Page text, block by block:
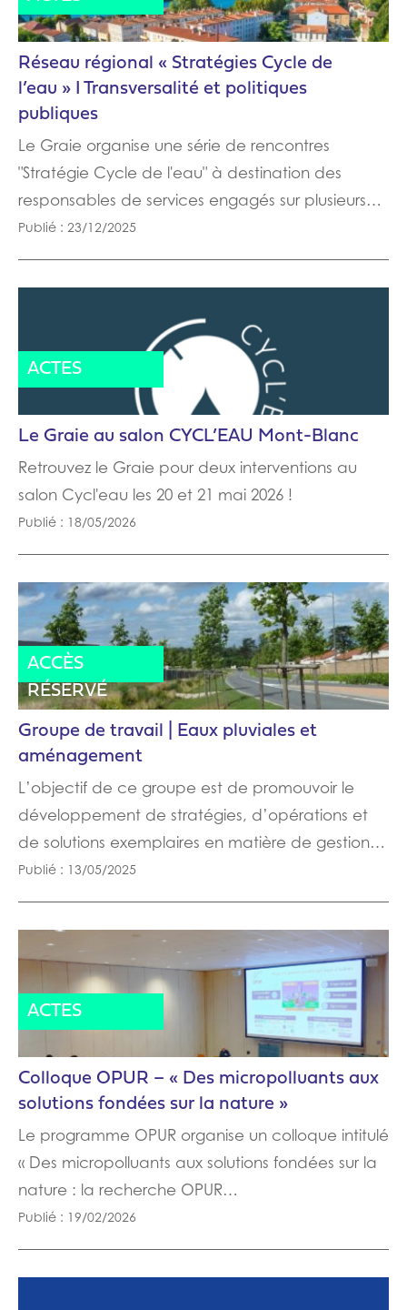
Réseau régional « Stratégies Cycle de
l’eau » I Transversalité et politiques
publiques
Le Graie organise une série de rencontres
"Stratégie Cycle de l'eau" à destination des
responsables de services engagés sur plusieurs…
Publié : 23/12/2025
ACTES
Le Graie au salon CYCL’EAU Mont-Blanc
Retrouvez le Graie pour deux interventions au
salon Cycl'eau les 20 et 21 mai 2026 !
Publié : 18/05/2026
ACTUALITÉ
ACTES
ACCÈS
RÉSERVÉ
Groupe de travail | Eaux pluviales et
aménagement
L’objectif de ce groupe est de promouvoir le
développement de stratégies, d’opérations et
de solutions exemplaires en matière de gestion…
Publié : 13/05/2025
PARTENAIRE
ACTES
Colloque OPUR – « Des micropolluants aux
solutions fondées sur la nature »
Le programme OPUR organise un colloque intitulé
« Des micropolluants aux solutions fondées sur la
nature : la recherche OPUR…
Publié : 19/02/2026